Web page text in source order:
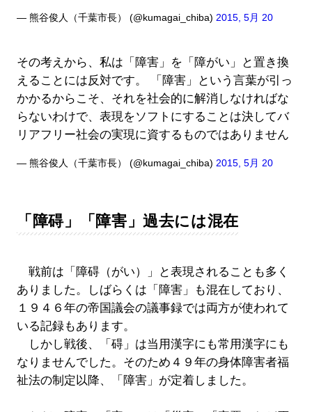
— 熊谷俊人（千葉市長） (@kumagai_chiba) 2015, 5月 20
その考えから、私は「障害」を「障がい」と置き換
えることには反対です。 「障害」という言葉が引っ
かかるからこそ、それを社会的に解消しなければな
らないわけで、表現をソフトにすることは決してバ
リアフリー社会の実現に資するものではありません
— 熊谷俊人（千葉市長） (@kumagai_chiba) 2015, 5月 20
「障碍」「障害」過去には混在
戦前は「障碍（がい）」と表現されることも多く
ありました。しばらくは「障害」も混在しており、
１９４６年の帝国議会の議事録では両方が使われて
いる記録もあります。
しかし戦後、「碍」は当用漢字にも常用漢字にも
なりませんでした。そのため４９年の身体障害者福
祉法の制定以降、「障害」が定着しました。